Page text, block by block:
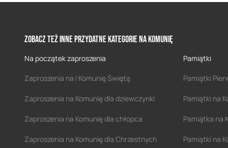
Zobacz też inne przydatne kategorie na Komunię
Na początek zaproszenia
Zaproszenia na I Komunię Świętą
Zaproszenia na Komunię dla dziewczynki
Zaproszenia na Komunię dla chłopca
Zaproszenia na Komunię dla Chrzestnych
Pamiątki
Pamiątki
Pamiątki na
Pamiątka na
Pamiątki na